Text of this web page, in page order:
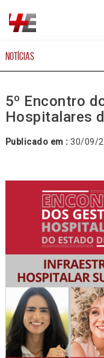
NOTÍCIAS
5º Encontro
Hospitalares
Publicado em : 30/09/